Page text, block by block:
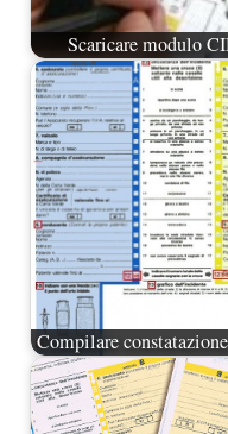
Per fornire le migliori esperienze,
Scaricare modulo
Compilare